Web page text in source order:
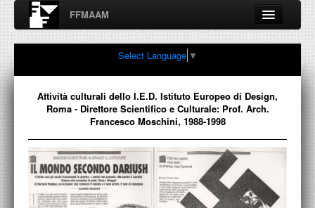
FFMAAM
Fondo Francesco Moschini
A.A.M. Architettura Arte Moderna
Percorsi, nodi, sconfinamenti e contaminazioni tra Arte,
FFMAAM
FRANCESCO MOSCHINI
Select Language ▼
Attività culturali dello I.E.D. Istituto Europeo di Design,
Roma - Direttore Scientifico e Culturale: Prof. Arch.
Francesco Moschini, 1988-1998